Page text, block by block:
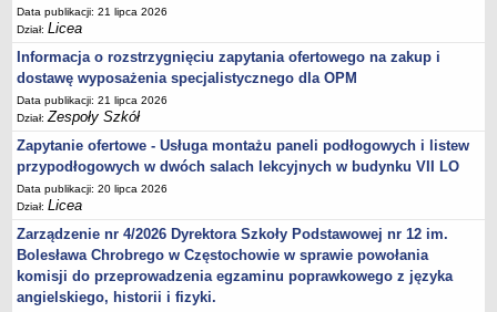
Data publikacji: 21 lipca 2026
Dział:Licea
Informacja o rozstrzygnięciu zapytania ofertowego na zakup i
dostawę wyposażenia specjalistycznego dla OPM
Data publikacji: 21 lipca 2026
Dział:Zespoły Szkół
Zapytanie ofertowe - Usługa montażu paneli podłogowych i listew
przypodłogowych w dwóch salach lekcyjnych w budynku VII LO
Data publikacji: 20 lipca 2026
Dział:Licea
Zarządzenie nr 4/2026 Dyrektora Szkoły Podstawowej nr 12 im.
Bolesława Chrobrego w Częstochowie w sprawie powołania
komisji do przeprowadzenia egzaminu poprawkowego z języka
angielskiego, historii i fizyki.